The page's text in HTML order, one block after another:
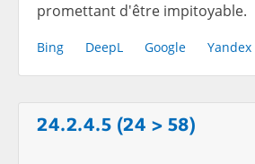
promettant d'être impitoyable.
Bing DeepL Google Yandex
24.2.4.5 (24 > 58)